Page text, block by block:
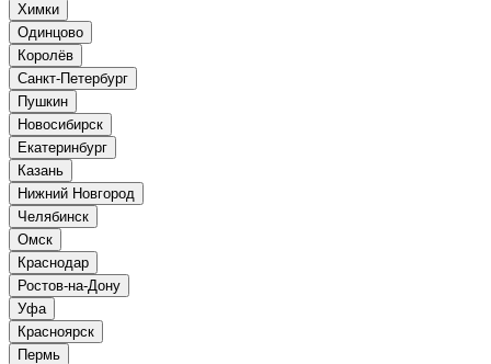
Химки
Одинцово
Королёв
Санкт-Петербург
Пушкин
Новосибирск
Екатеринбург
Казань
Нижний Новгород
Челябинск
Омск
Краснодар
Ростов-на-Дону
Уфа
Красноярск
Пермь